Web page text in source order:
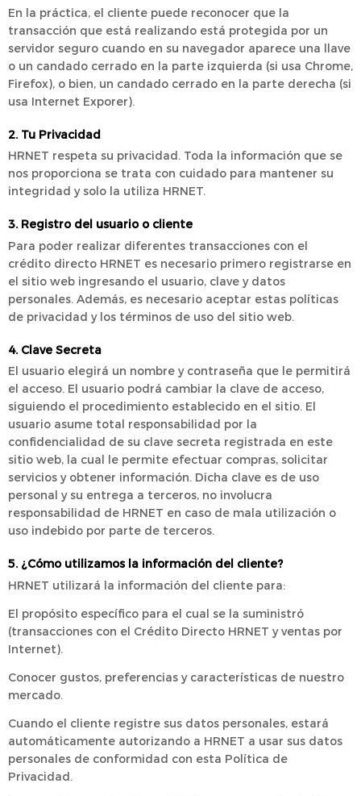
En la práctica, el cliente puede reconocer que la
transacción que está realizando está protegida por un
servidor seguro cuando en su navegador aparece una llave
o un candado cerrado en la parte izquierda (si usa Chrome,
Firefox), o bien, un candado cerrado en la parte derecha (si
usa Internet Exporer).
2. Tu Privacidad
HRNET respeta su privacidad. Toda la información que se
nos proporciona se trata con cuidado para mantener su
integridad y solo la utiliza HRNET.
3. Registro del usuario o cliente
Para poder realizar diferentes transacciones con el
crédito directo HRNET es necesario primero registrarse en
el sitio web ingresando el usuario, clave y datos
personales. Además, es necesario aceptar estas políticas
de privacidad y los términos de uso del sitio web.
4. Clave Secreta
El usuario elegirá un nombre y contraseña que le permitirá
el acceso. El usuario podrá cambiar la clave de acceso,
siguiendo el procedimiento establecido en el sitio. El
usuario asume total responsabilidad por la
confidencialidad de su clave secreta registrada en este
sitio web, la cual le permite efectuar compras, solicitar
servicios y obtener información. Dicha clave es de uso
personal y su entrega a terceros, no involucra
responsabilidad de HRNET en caso de mala utilización o
uso indebido por parte de terceros.
5. ¿Cómo utilizamos la información del cliente?
HRNET utilizará la información del cliente para:
El propósito específico para el cual se la suministró
(transacciones con el Crédito Directo HRNET y ventas por
Internet).
Conocer gustos, preferencias y características de nuestro
mercado.
Cuando el cliente registre sus datos personales, estará
automáticamente autorizando a HRNET a usar sus datos
personales de conformidad con esta Política de
Privacidad.